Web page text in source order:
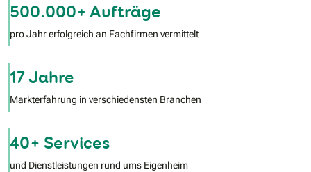
500.000+ Aufträge
pro Jahr erfolgreich an Fachfirmen vermittelt
17 Jahre
Markterfahrung in verschiedensten Branchen
40+ Services
und Dienstleistungen rund ums Eigenheim